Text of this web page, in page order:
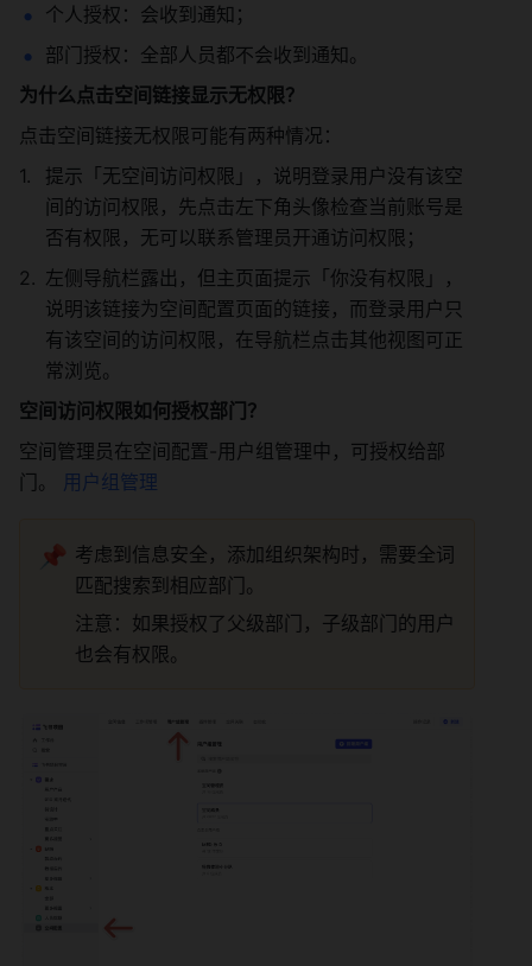
个人授权：会收到通知；
部门授权：全部人员都不会收到通知。
为什么点击空间链接显示无权限？
点击空间链接无权限可能有两种情况：
提示「无空间访问权限」，说明登录用户没有该空
间的访问权限，先点击左下角头像检查当前账号是
否有权限，无可以联系管理员开通访问权限；
左侧导航栏露出，但主页面提示「你没有权限」，
说明该链接为空间配置页面的链接，而登录用户只
有该空间的访问权限，在导航栏点击其他视图可正
常浏览。
空间访问权限如何授权部门？
空间管理员在空间配置-用户组管理中，可授权给部
门。 用户组管理
📌 考虑到信息安全，添加组织架构时，需要全词
匹配搜索到相应部门。
注意：如果授权了父级部门，子级部门的用户
也会有权限。